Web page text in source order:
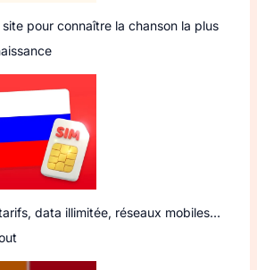
pour connaître la chanson la plus
data illimitée, réseaux mobiles…